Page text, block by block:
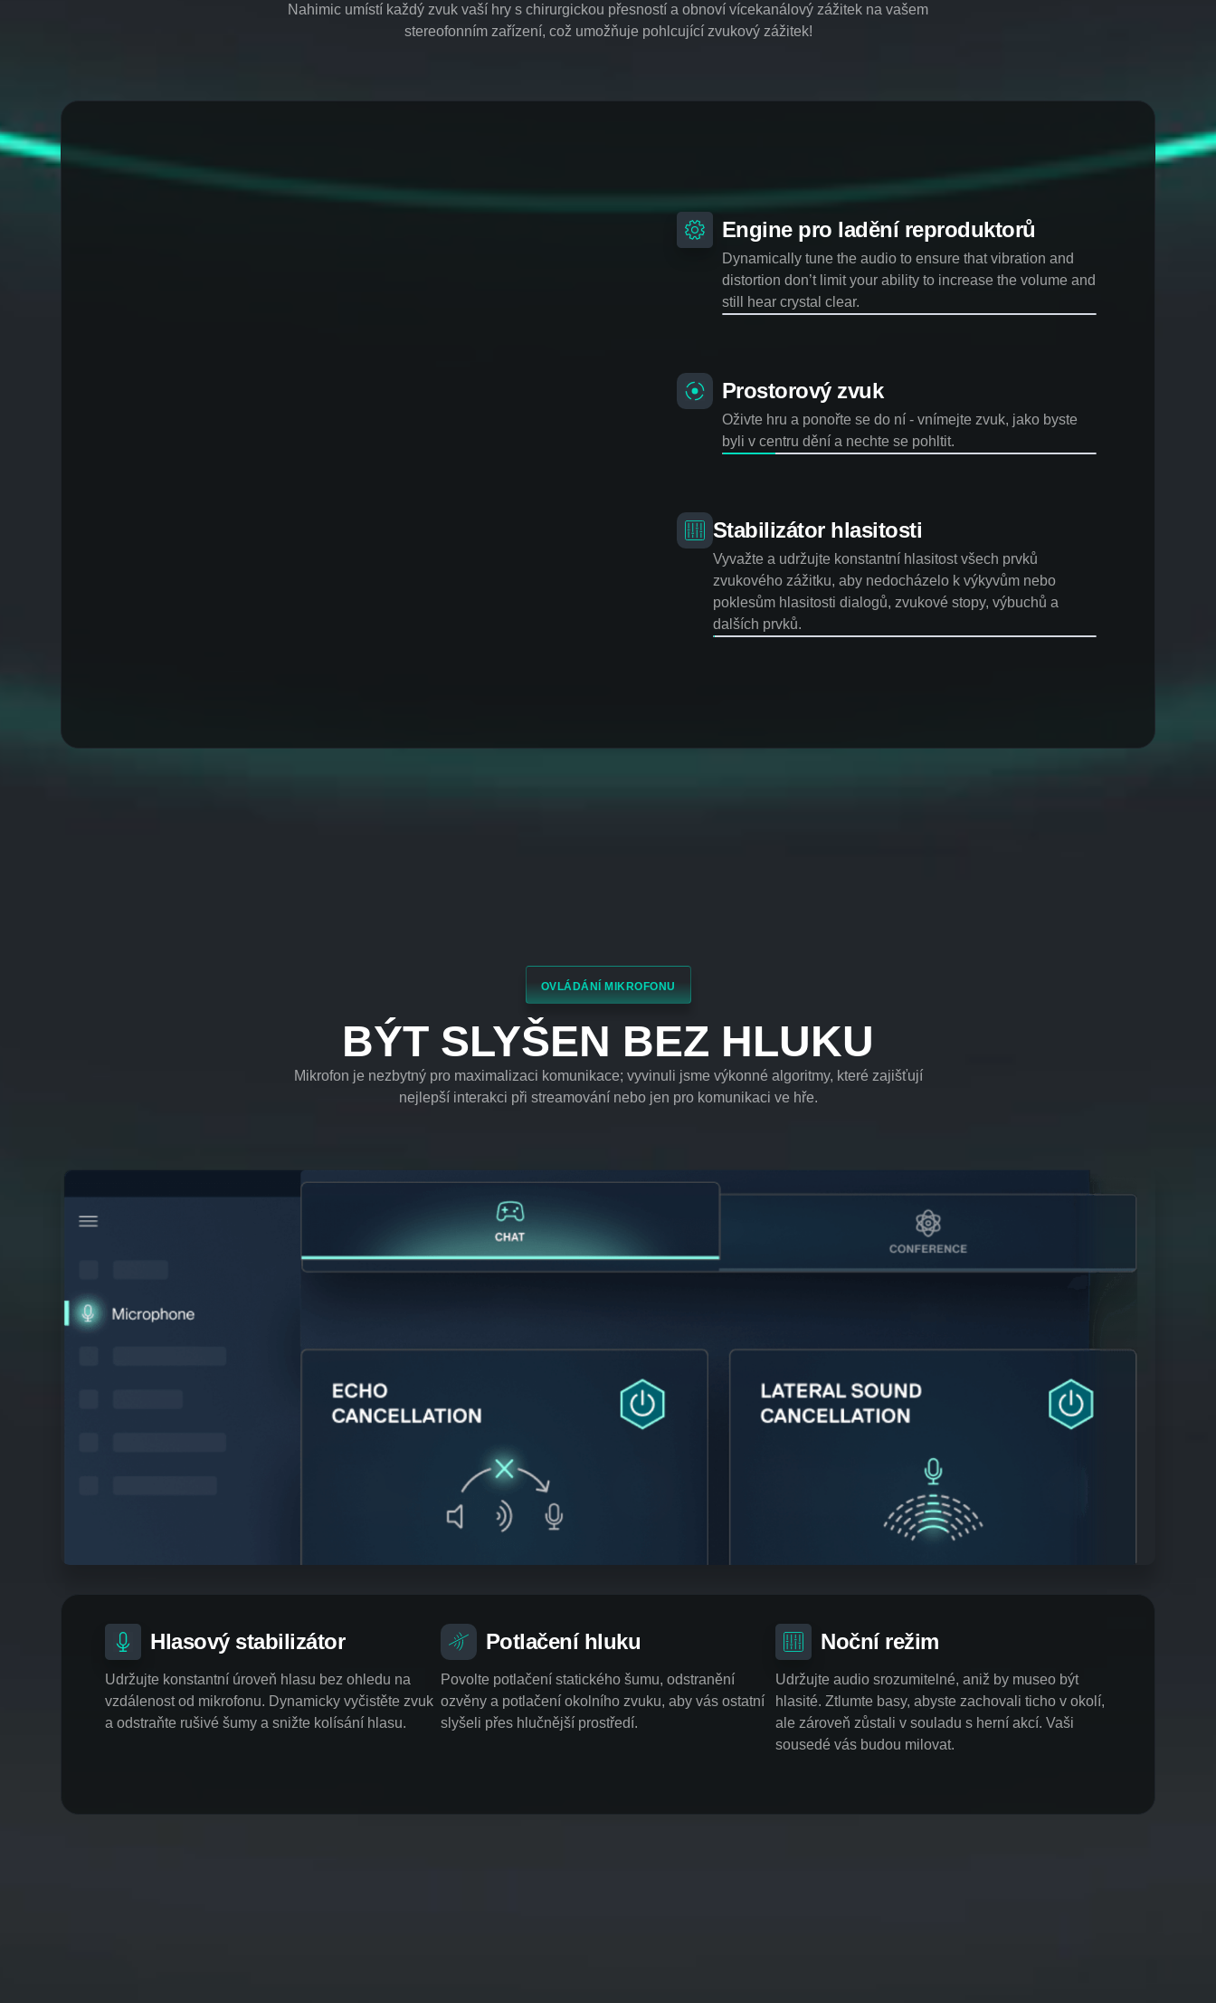
Nahimic umístí každý zvuk vaší hry s chirurgickou přesností a obnoví vícekanálový zážitek na vašem
stereofonním zařízení, což umožňuje pohlcující zvukový zážitek!
Engine pro ladění reproduktorů
Dynamically tune the audio to ensure that vibration and
distortion don’t limit your ability to increase the volume and
still hear crystal clear.
Prostorový zvuk
Oživte hru a ponořte se do ní - vnímejte zvuk, jako byste
byli v centru dění a nechte se pohltit.
Stabilizátor hlasitosti
Vyvažte a udržujte konstantní hlasitost všech prvků
zvukového zážitku, aby nedocházelo k výkyvům nebo
poklesům hlasitosti dialogů, zvukové stopy, výbuchů a
dalších prvků.
OVLÁDÁNÍ MIKROFONU
BÝT SLYŠEN BEZ HLUKU
Mikrofon je nezbytný pro maximalizaci komunikace; vyvinuli jsme výkonné algoritmy, které zajišťují
nejlepší interakci při streamování nebo jen pro komunikaci ve hře.
Hlasový stabilizátor
Udržujte konstantní úroveň hlasu bez ohledu na
vzdálenost od mikrofonu. Dynamicky vyčistěte zvuk
a odstraňte rušivé šumy a snižte kolísání hlasu.
Potlačení hluku
Povolte potlačení statického šumu, odstranění
ozvěny a potlačení okolního zvuku, aby vás ostatní
slyšeli přes hlučnější prostředí.
Noční režim
Udržujte audio srozumitelné, aniž by museo být
hlasité. Ztlumte basy, abyste zachovali ticho v okolí,
ale zároveň zůstali v souladu s herní akcí. Vaši
sousedé vás budou milovat.